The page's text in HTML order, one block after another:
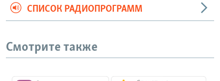
СПИСОК РАДИОПРОГРАММ
Смотрите также